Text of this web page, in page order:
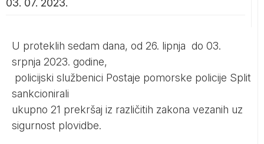
03. 07. 2023.
U proteklih sedam dana, od 26. lipnja do 03.
srpnja 2023. godine,
policijski službenici Postaje pomorske policije Split
sankcionirali
ukupno 21 prekršaj iz različitih zakona vezanih uz
sigurnost plovidbe.